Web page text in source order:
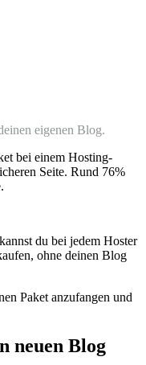
eigenen Blog.
bei einem Hosting-
Seite. Rund 76%
du bei jedem Hoster
ohne deinen Blog
Paket anzufangen und
neuen Blog